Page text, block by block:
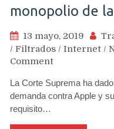
monopolio de
13 mayo, 2019
/ Filtrados / Internet /
Commenton
Suprema
de
da
La Corte Suprema ha
demanda contra Apple y
requisito…